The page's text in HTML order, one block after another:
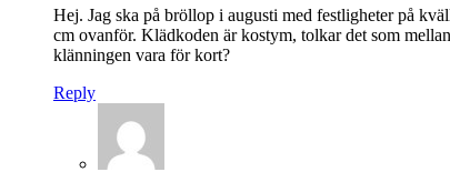
Hej. Jag ska på bröllop i augusti med festligheter på
cm ovanför. Klädkoden är kostym, tolkar det som
klänningen vara för kort?
Reply